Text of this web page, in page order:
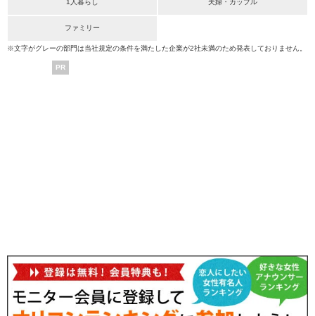
1人暮らし 夫婦・カップル
ファミリー
※文字がグレーの部門は当社規定の条件を満たした企業が2社未満のため発表しておりません。
PR